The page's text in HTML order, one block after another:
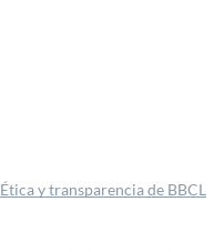
Ética y transparencia de BBCL